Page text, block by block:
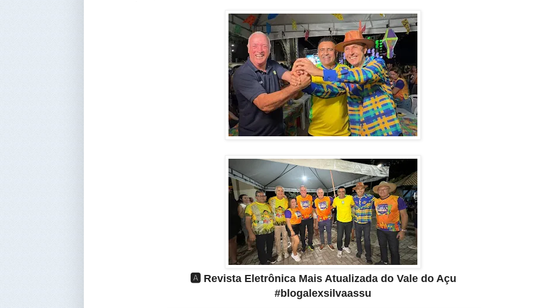
🅰️ Revista Eletrônica Mais Atualizada do Vale do Açu
#blogalexsilvaassu